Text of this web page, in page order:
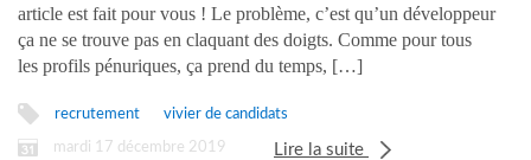
article est fait pour vous ! Le problème, c’est qu’un développeur
ça ne se trouve pas en claquant des doigts. Comme pour tous
les profils pénuriques, ça prend du temps, […]
recrutement vivier de candidats
mardi 17 décembre 2019 Lire la suite